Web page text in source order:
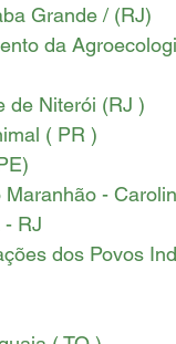
Grande / (RJ)
da
de Niterói (RJ )
( PR )
-
- RJ
dos Povos